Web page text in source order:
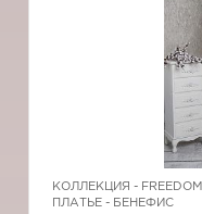
КОЛЛЕКЦИЯ - FREEDOM
ПЛАТЬЕ - БЕНЕФИС